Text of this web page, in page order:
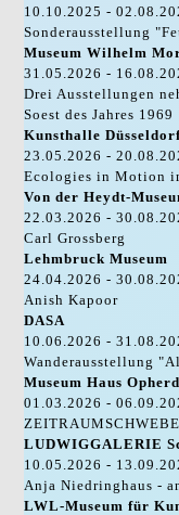
10.10.2025 -
Sonderausstellung
Museum Wilhelm
31.05.2026 -
Drei Ausstellungen
Soest des Jahres 1969
Kunsthalle
23.05.2026 -
Ecologies in Motion
Von der Heydt-
22.03.2026 -
Carl Grossberg
Lehmbruck Museum
24.04.2026 -
Anish Kapoor
DASA
10.06.2026 -
Wanderausstellung
Museum Haus
01.03.2026 -
LUDWIGGALERIE
10.05.2026 -
Anja Niedringhaus -
LWL-Museum für